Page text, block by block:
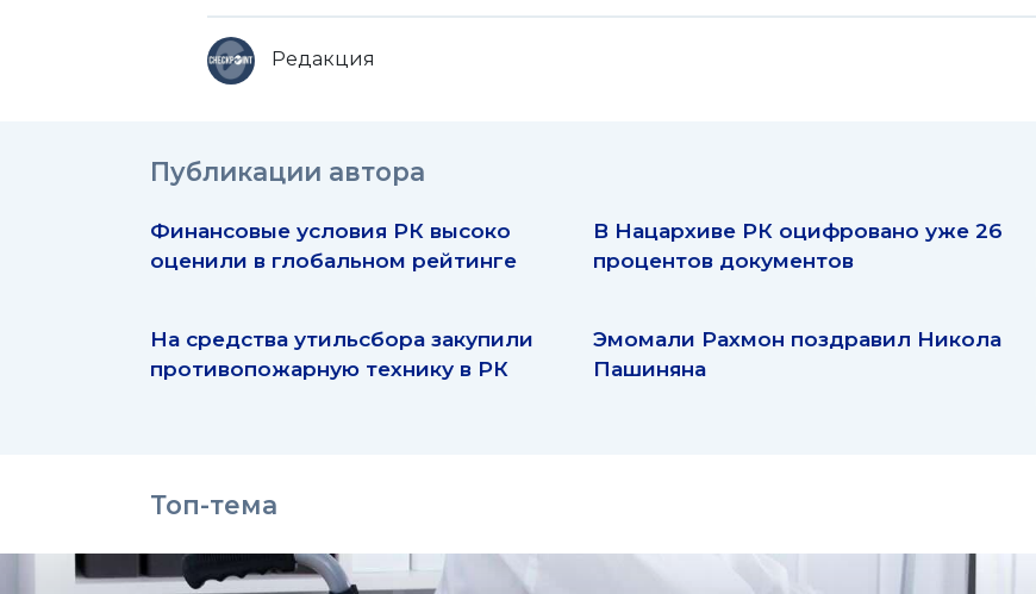
Редакция
Публикации автора
Финансовые условия РК высоко
оценили в глобальном рейтинге
В Нацархиве РК оцифровано уже 26
процентов документов
На средства утильсбора закупили
противопожарную технику в РК
Эмомали Рахмон поздравил Никола
Пашиняна
Топ-тема